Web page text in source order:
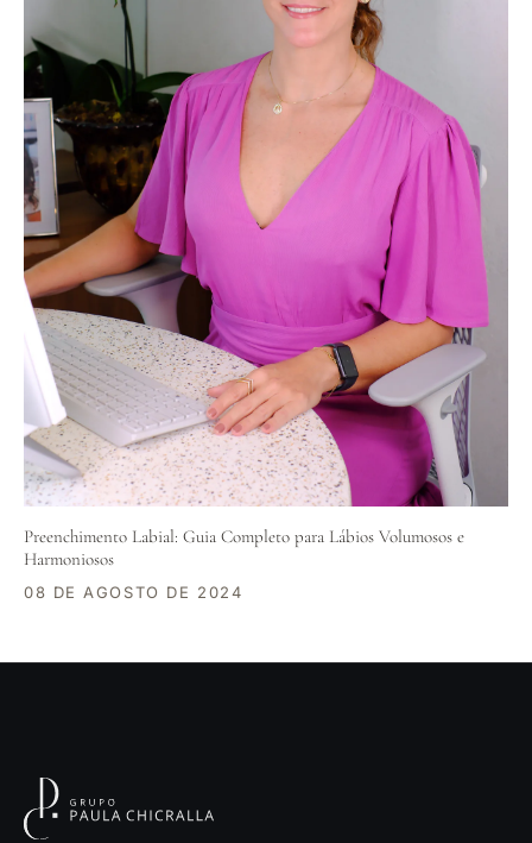
Preenchimento Labial: Guia Completo para Lábios Volumosos e
Harmoniosos
08 DE AGOSTO DE 2024